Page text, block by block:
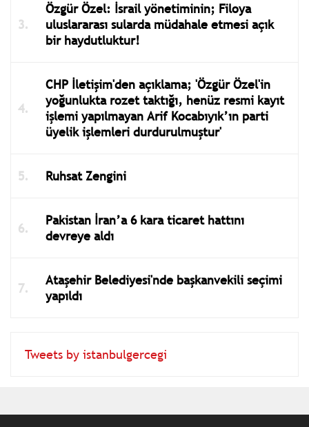
Özgür Özel: İsrail yönetiminin; Filoya
uluslararası sularda müdahale etmesi açık
bir haydutluktur!
CHP İletişim'den açıklama; 'Özgür Özel'in
yoğunlukta rozet taktığı, henüz resmi kayıt
işlemi yapılmayan Arif Kocabıyık’ın parti
üyelik işlemleri durdurulmuştur'
Ruhsat Zengini
Pakistan İran’a 6 kara ticaret hattını
devreye aldı
Ataşehir Belediyesi'nde başkanvekili seçimi
yapıldı
Tweets by istanbulgercegi